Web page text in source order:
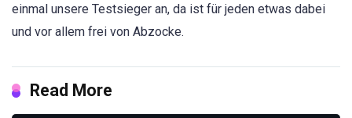
einmal unsere Testsieger an, da ist für jeden etwas dabei
und vor allem frei von Abzocke.
Read More